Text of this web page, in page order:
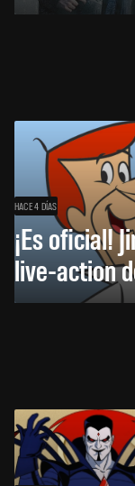
HACE 4 DÍAS
¡Es oficial!
live-action